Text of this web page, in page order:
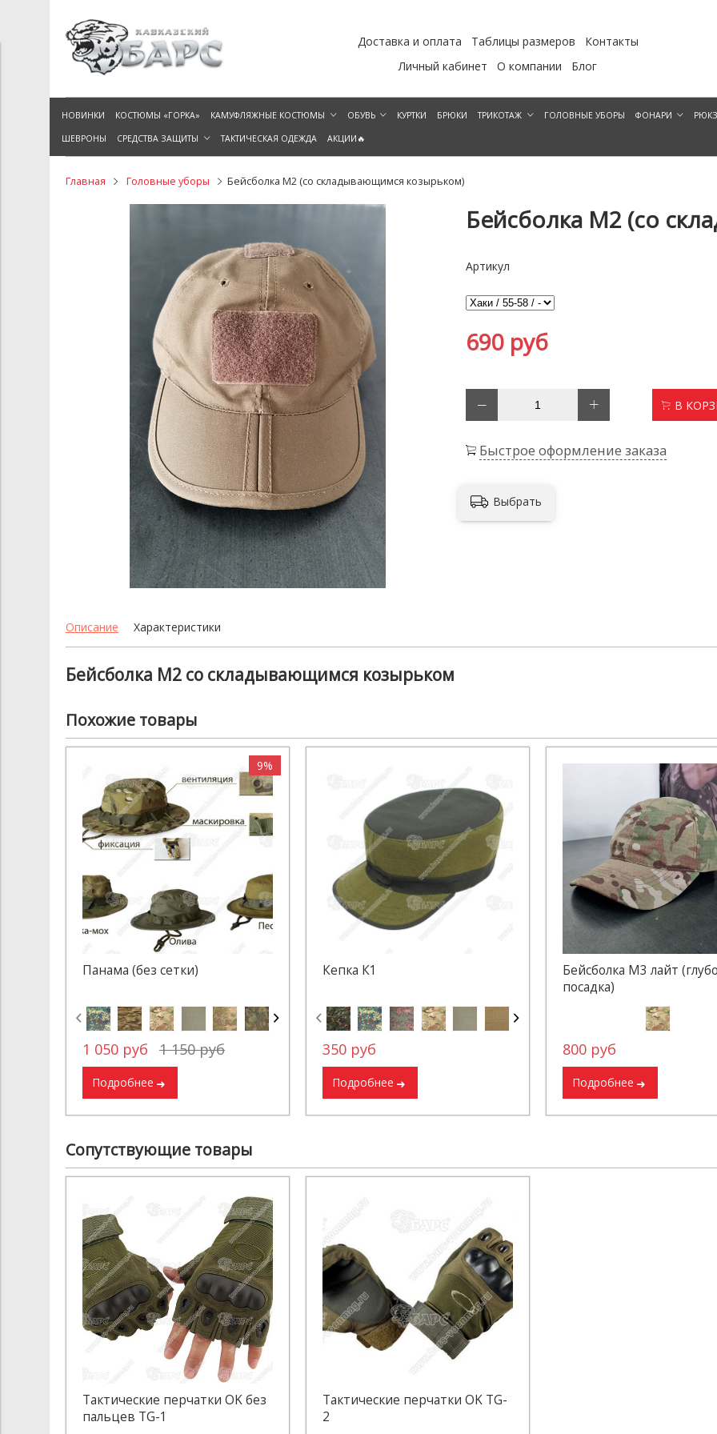
Доставка и оплата Таблицы размеров
Контакты
Личный кабинет
О компании Блог
НОВИНКИ КОСТЮМЫ «ГОРКА» КАМУФЛЯЖНЫЕ КОСТЮМЫ ОБУВЬ КУРТКИ БРЮКИ ТРИКОТАЖ ГОЛОВНЫЕ УБОРЫ ФОНАРИ
ШЕВРОНЫ СРЕДСТВА ЗАЩИТЫ ТАКТИЧЕСКАЯ ОДЕЖДА АКЦИИ🔥
Главная Головные уборы Бейсболка М2 (со складывающимся козырьком)
Бейсболка М2 (со
Артикул
690 руб
В
Быстрое оформление заказа
Выбрать
Описание Характеристики
Бейсболка М2 со складывающимся козырьком
Похожие товары
9%
Панама (без сетки)
1 050 руб 1 150 руб
Подробнее
Кепка К1
350 руб
Подробнее
Бейсболка М3 лайт
посадка)
800 руб
Подробнее
Сопутствующие товары
Тактические перчатки OK без
пальцев TG-1
Тактические перчатки OK TG-
2